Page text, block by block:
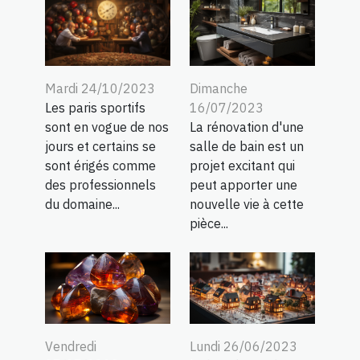
Mardi 24/10/2023
Les paris sportifs
sont en vogue de nos
jours et certains se
sont érigés comme
des professionnels
du domaine...
Dimanche
16/07/2023
La rénovation d'une
salle de bain est un
projet excitant qui
peut apporter une
nouvelle vie à cette
pièce...
Vendredi
Lundi 26/06/2023